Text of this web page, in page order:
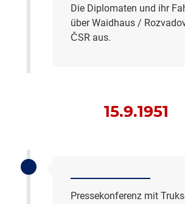
Die Diplomaten und ihr
über Waidhaus /
ČSR aus.
15.9.1951
Pressekonferenz mit